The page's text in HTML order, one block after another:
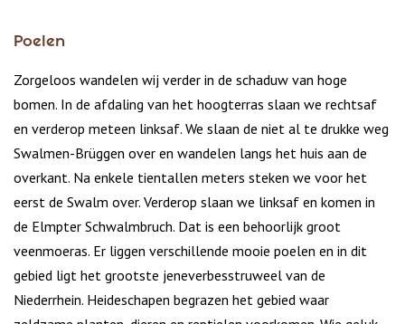
Poelen
Zorgeloos wandelen wij verder in de schaduw van hoge
bomen. In de afdaling van het hoogterras slaan we rechtsaf
en verderop meteen linksaf. We slaan de niet al te drukke weg
Swalmen-Brüggen over en wandelen langs het huis aan de
overkant. Na enkele tientallen meters steken we voor het
eerst de Swalm over. Verderop slaan we linksaf en komen in
de Elmpter Schwalmbruch. Dat is een behoorlijk groot
veenmoeras. Er liggen verschillende mooie poelen en in dit
gebied ligt het grootste jeneverbesstruweel van de
Niederrhein. Heideschapen begrazen het gebied waar